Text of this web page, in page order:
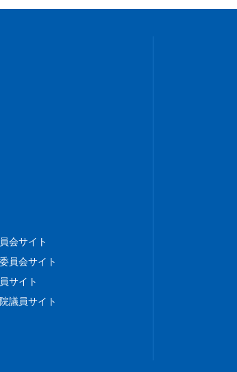
会サイト
員会サイト
サイト
議員サイト